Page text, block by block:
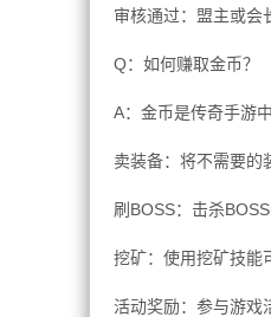
审核通过：盟主或会
Q：如何赚取金币？
A：金币是传奇手游
卖装备：将不需要的
刷BOSS：击杀
挖矿：使用挖矿技能
活动奖励：参与游戏